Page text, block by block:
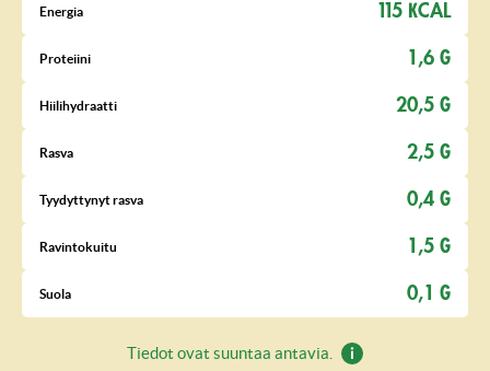
Energia 115 KCAL
Proteiini 1,6 G
Hiilihydraatti 20,5 G
Rasva 2,5 G
Tyydyttynyt rasva 0,4 G
Ravintokuitu 1,5 G
Suola 0,1 G
Tiedot ovat suuntaa antavia.